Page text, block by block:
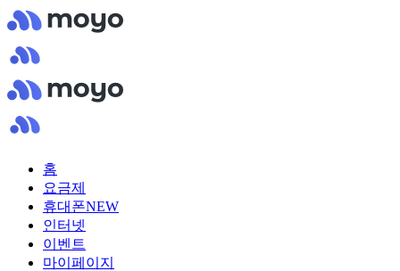
홈
요금제
휴대폰NEW
인터넷
이벤트
마이페이지